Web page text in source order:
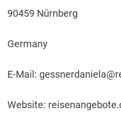
90459 Nürnberg
Germany
E-Mail:
Website: